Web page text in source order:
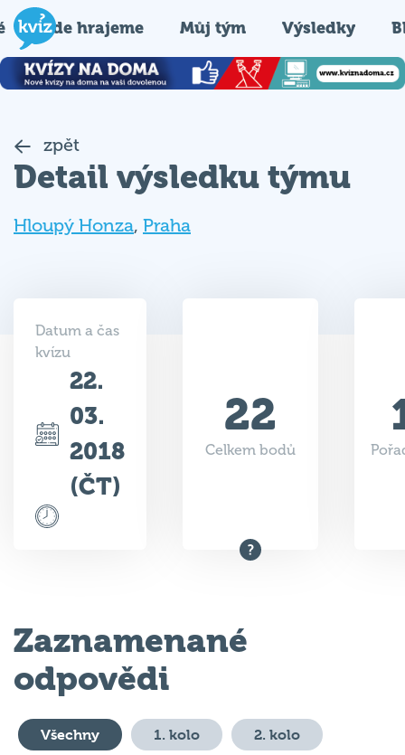
Kde hrajeme Můj tým Výsledky
zpět
Detail výsledku týmu
Hloupý Honza, Praha
Datum a čas
kvízu
22.
03.
2018
(ČT)
22
Celkem bodů
Zaznamenané
odpovědi
Všechny 1. kolo 2. kolo